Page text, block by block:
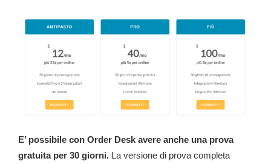
E’ possibile con Order Desk avere anche una prova
gratuita per 30 giorni. La versione di prova completa